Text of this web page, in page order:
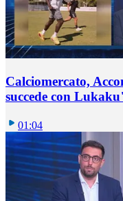
Calciomercato,
succede con
01:04